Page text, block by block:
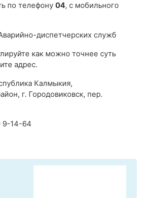
по телефону 04, с мобильного
диспетчерских служб
как можно точнее суть
адрес.
Калмыкия,
г. Городовиковск, пер.
9-14-64